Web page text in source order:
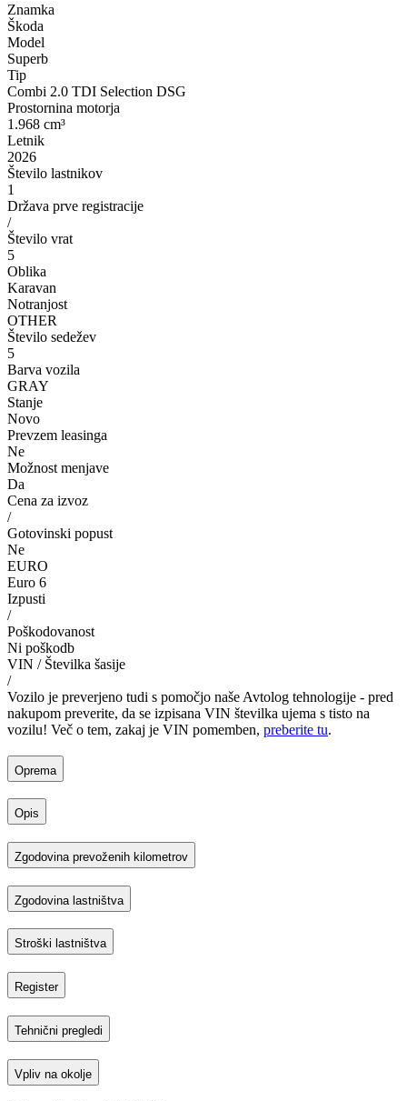
Znamka
Škoda
Model
Superb
Tip
Combi 2.0 TDI Selection DSG
Prostornina motorja
1.968 cm³
Letnik
2026
Število lastnikov
1
Država prve registracije
/
Število vrat
5
Oblika
Karavan
Notranjost
OTHER
Število sedežev
5
Barva vozila
GRAY
Stanje
Novo
Prevzem leasinga
Ne
Možnost menjave
Da
Cena za izvoz
/
Gotovinski popust
Ne
EURO
Euro 6
Izpusti
/
Poškodovanost
Ni poškodb
VIN / Številka šasije
/
Vozilo je preverjeno tudi s pomočjo naše Avtolog tehnologije - pred
nakupom preverite, da se izpisana VIN številka ujema s tisto na
vozilu! Več o tem, zakaj je VIN pomemben, preberite tu.
Oprema
Opis
Zgodovina prevoženih kilometrov
Zgodovina lastništva
Stroški lastništva
Register
Tehnični pregledi
Vpliv na okolje